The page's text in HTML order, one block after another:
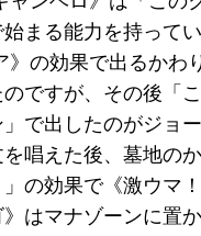
まる能力を持って
》の効果で出るかわ
ですが、その後「
」で出したのがジョ
を唱えた後、墓地の
の効果で《激ウマ
はマナゾーンに置